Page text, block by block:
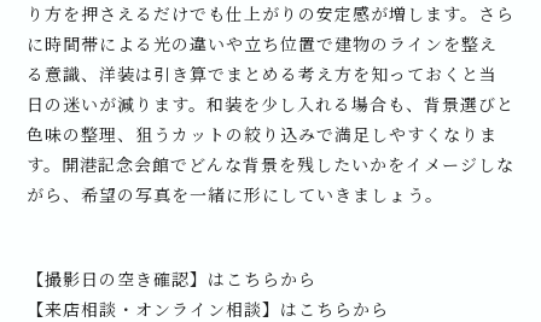
り方を押さえるだけでも仕上がりの安定感が増します。さら
に時間帯による光の違いや立ち位置で建物のラインを整え
る意識、洋装は引き算でまとめる考え方を知っておくと当
日の迷いが減ります。和装を少し入れる場合も、背景選びと
色味の整理、狙うカットの絞り込みで満足しやすくなりま
す。開港記念会館でどんな背景を残したいかをイメージしな
がら、希望の写真を一緒に形にしていきましょう。
【撮影日の空き確認】はこちらから
【来店相談・オンライン相談】はこちらから